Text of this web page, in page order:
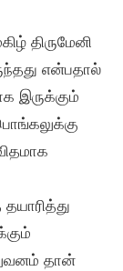
திருமேனி
என்பதால்
இருக்கும்
தான்